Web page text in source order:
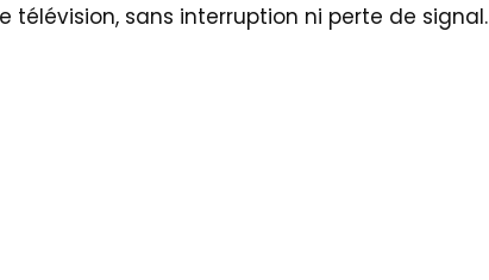
télévision, sans interruption ni perte de signal.